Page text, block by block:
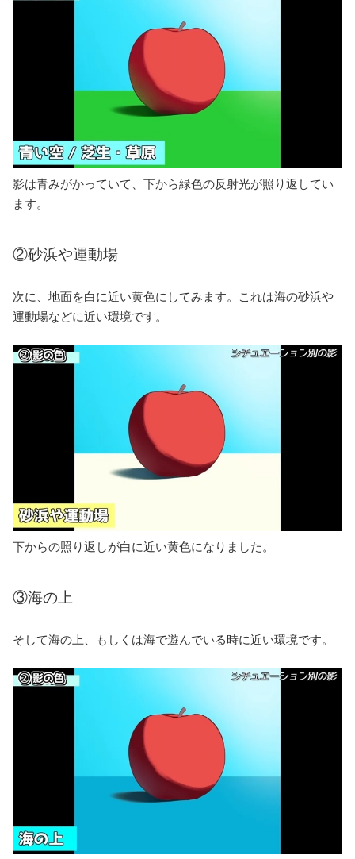
影は青みがかっていて、下から緑色の反射光が照り返してい
ます。
②砂浜や運動場
次に、地面を白に近い黄色にしてみます。これは海の砂浜や
運動場などに近い環境です。
下からの照り返しが白に近い黄色になりました。
③海の上
そして海の上、もしくは海で遊んでいる時に近い環境です。